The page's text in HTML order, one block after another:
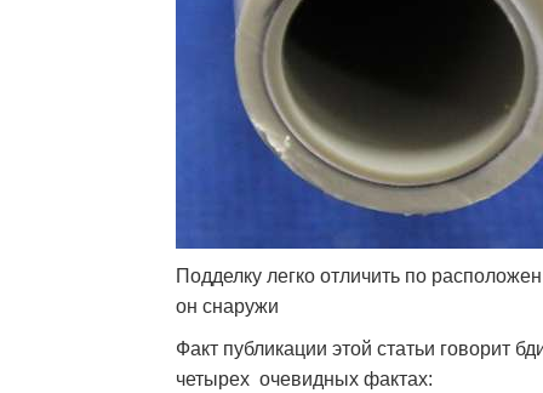
Подделку легко отличить по
он снаружи
Факт публикации этой статьи говорит
четырех очевидных фактах: